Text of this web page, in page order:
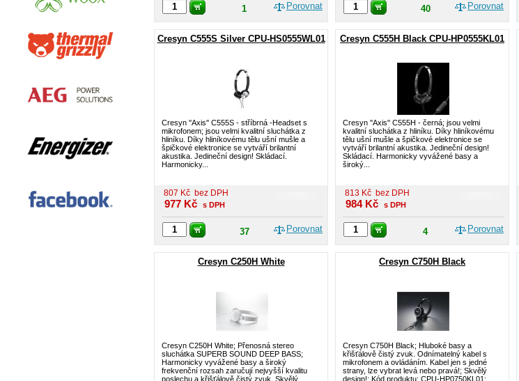
Porovnat
1 Porovnat
40
Cresyn C555S Silver CPU-HS0555WL01
Cresyn ''Axis'' C555S - stříbrná -Headset s
mikrofonem; jsou velmi kvalitní sluchátka z
hliníku. Díky hliníkovému tělu ušní mušle a
špičkové elektronice se vytváří brilantní
akustika. Jedineční design! Skládací.
Harmonicky...
807 Kč bez DPH
977 Kč s DPH
Porovnat
37
Cresyn C555H Black CPU-HP0555KL01
Cresyn ''Axis'' C555H - černá; jsou velmi
kvalitní sluchátka z hliníku. Díky hliníkovému
tělu ušní mušle a špičkové elektronice se
vytváří brilantní akustika. Jedineční design!
Skládací. Harmonicky vyvážené basy a
široký...
813 Kč bez DPH
984 Kč s DPH
Porovnat
4
Cresyn C250H White
Cresyn C250H White; Přenosná stereo
sluchátka SUPERB SOUND DEEP BASS;
Harmonicky vyvážené basy a široký
frekvenční rozsah zaručují nejvyšší kvalitu
poslechu a křišťálově čistý zvuk. Skvělý
Cresyn C750H Black
Cresyn C750H Black; Hluboké basy a
křišťálově čistý zvuk. Odnímatelný kabel s
mikrofonem a ovládáním. Kabel jen s jedné
strany, lze vybrat levá nebo pravá!; Skvělý
design!; Kód produktu: CPU-HP0750KL01;